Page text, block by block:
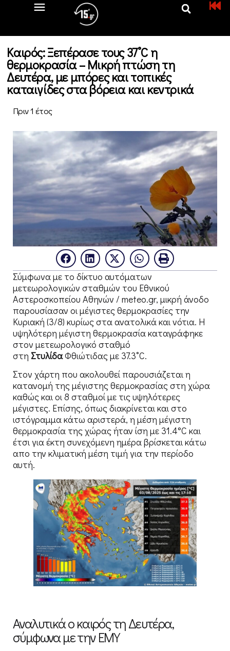
Καιρός: Ξεπέρασε τους 37˚C η
θερμοκρασία – Μικρή πτώση τη
Δευτέρα, με μπόρες και τοπικές
καταιγίδες στα βόρεια και κεντρικά
Πριν 1 έτος
Σύμφωνα με το δίκτυο αυτόματων
μετεωρολογικών σταθμών του Εθνικού
Αστεροσκοπείου Αθηνών / meteo.gr, μικρή άνοδο
παρουσίασαν οι μέγιστες θερμοκρασίες την
Κυριακή (3/8) κυρίως στα ανατολικά και νότια. Η
υψηλότερη μέγιστη θερμοκρασία καταγράφηκε
στον μετεωρολογικό σταθμό
στη ΣτυλίδαΦθιώτιδας με 37.3˚C.
Στον χάρτη που ακολουθεί παρουσιάζεται η
κατανομή της μέγιστης θερμοκρασίας στη χώρα
καθώς και οι 8 σταθμοί με τις υψηλότερες
μέγιστες. Επίσης, όπως διακρίνεται και στο
ιστόγραμμα κάτω αριστερά, η μέση μέγιστη
θερμοκρασία της χώρας ήταν ίση με 31.4°C και
έτσι για έκτη συνεχόμενη ημέρα βρίσκεται κάτω
απο την κλιματική μέση τιμή για την περίοδο
αυτή.
Αναλυτικά ο καιρός τη Δευτέρα,
σύμφωνα με την ΕΜΥ